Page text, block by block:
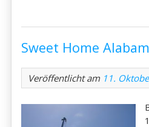
Sweet Home
Veröffentlicht am 11.